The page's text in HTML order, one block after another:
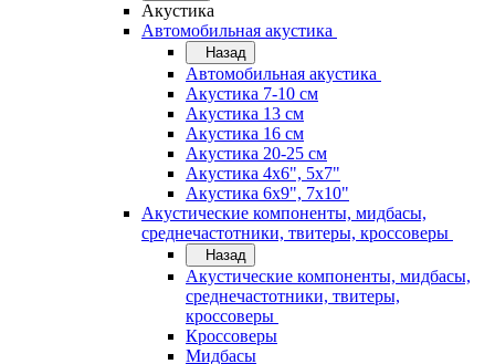
Акустика
Автомобильная акустика
Назад
Автомобильная акустика
Акустика 7-10 см
Акустика 13 см
Акустика 16 см
Акустика 20-25 см
Акустика 4х6", 5х7"
Акустика 6х9", 7х10"
Акустические компоненты, мидбасы,
среднечастотники, твитеры, кроссоверы
Назад
Акустические компоненты, мидбасы,
среднечастотники, твитеры,
кроссоверы
Кроссоверы
Мидбасы